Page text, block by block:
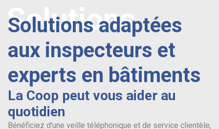
Solutions adaptées
aux inspecteurs et
experts en bâtiments
Solutions
La Coop peut vous aider au
quotidien
Bénéficiez d'une veille téléphonique et de service clientèle,